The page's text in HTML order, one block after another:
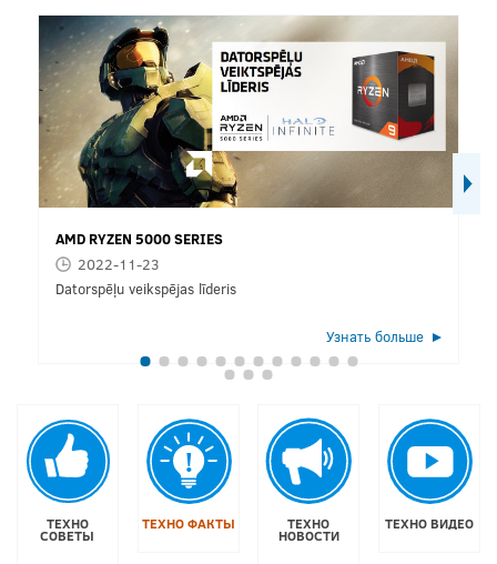
AMD RYZEN 5000 SERIES
2022-11-23
Datorspēļu veikspējas līderis
Узнать больше
ТЕХНО
СОВЕТЫ
ТЕХНО ФАКТЫ ТЕХНО
НОВОСТИ
ТЕХНО ВИДЕО